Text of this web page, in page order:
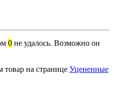
0 не удалось. Возможно он
на странице Уцененные